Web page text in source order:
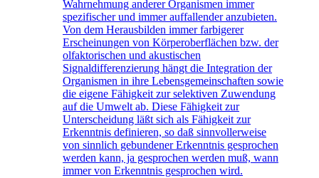
Wahrnehmung anderer Organismen immer
spezifischer und immer auffallender anzubieten.
Von dem Herausbilden immer farbigerer
Erscheinungen von Körperoberflächen bzw. der
olfaktorischen und akustischen
Signaldifferenzierung hängt die Integration der
Organismen in ihre Lebensgemeinschaften sowie
die eigene Fähigkeit zur selektiven Zuwendung
auf die Umwelt ab. Diese Fähigkeit zur
Unterscheidung läßt sich als Fähigkeit zur
Erkenntnis definieren, so daß sinnvollerweise
von sinnlich gebundener Erkenntnis gesprochen
werden kann, ja gesprochen werden muß, wann
immer von Erkenntnis gesprochen wird.